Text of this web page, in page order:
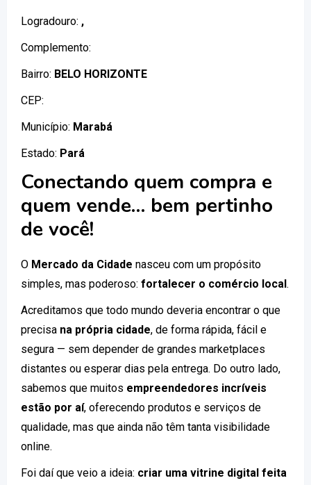
Logradouro: ,
Complemento:
Bairro: BELO HORIZONTE
CEP:
Município: Marabá
Estado: Pará
Conectando quem compra e
quem vende… bem pertinho
de você!
O Mercado da Cidade nasceu com um propósito
simples, mas poderoso: fortalecer o comércio local.
Acreditamos que todo mundo deveria encontrar o que
precisa na própria cidade, de forma rápida, fácil e
segura — sem depender de grandes marketplaces
distantes ou esperar dias pela entrega. Do outro lado,
sabemos que muitos empreendedores incríveis
estão por aí, oferecendo produtos e serviços de
qualidade, mas que ainda não têm tanta visibilidade
online.
Foi daí que veio a ideia: criar uma vitrine digital feita